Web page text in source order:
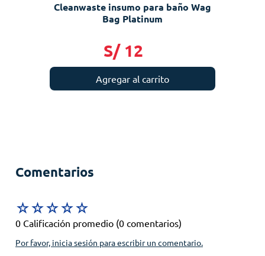
Cleanwaste insumo para baño Wag
Bag Platinum
S/ 12
Agregar al carrito
Comentarios
☆☆☆☆☆
0 Calificación promedio (0 comentarios)
Por favor, inicia sesión para escribir un comentario.